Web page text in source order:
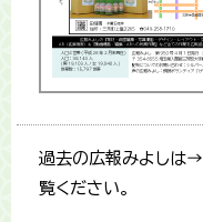
過去の広報みよしは→
覧ください。